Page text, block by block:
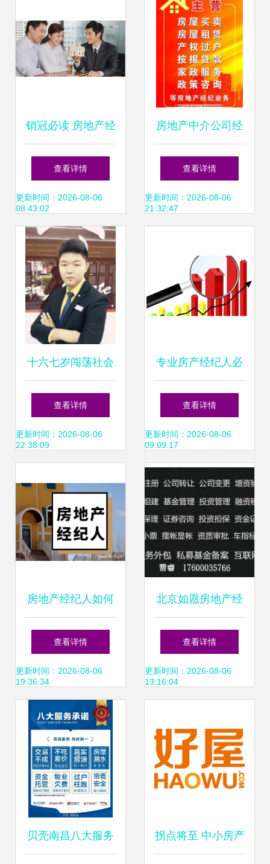
销冠必读 房地产经
纪人高效沟通指南
——与房东的交流
话术与心法
查看详情
更新时间：2026-08-06
08:43:02
房地产中介公司经
营范围灯箱图片 专
业经纪服务的视觉
查看详情
更新时间：2026-08-06
21:32:47
十六七岁闯荡社会
那些过早离开校园
的年轻人，后来怎
查看详情
更新时间：2026-08-06
22:38:09
专业房产经纪人必
备的核心能力与职
业素养
查看详情
更新时间：2026-08-06
09:09:17
房地产经纪人如何
成为购房者与卖家
的信任顾问
查看详情
更新时间：2026-08-06
19:36:34
北京如愿房地产经
纪服务部 专业赋
能，助力安居梦
查看详情
更新时间：2026-08-06
13:16:04
贝壳南昌八大服务 拐点将至 中小房产